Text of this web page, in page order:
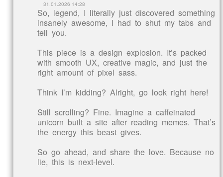
31.01.2026 14:28
So, legend, I literally just discovered something
insanely awesome, I had to shut my tabs and
tell you.
This piece is a design explosion. It’s packed
with smooth UX, creative magic, and just the
right amount of pixel sass.
Think I’m kidding? Alright, go look right here!
Still scrolling? Fine. Imagine a caffeinated
unicorn built a site after reading memes. That’s
the energy this beast gives.
So go ahead, and share the love. Because no
lie, this is next-level.